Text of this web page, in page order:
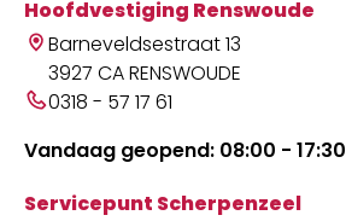
Hoofdvestiging Renswoude
Barneveldsestraat 13
3927 CA RENSWOUDE
0318 - 57 17 61
Vandaag geopend: 08:00 - 17:30
Servicepunt Scherpenzeel